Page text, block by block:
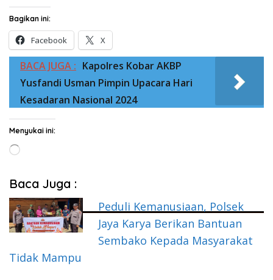
Bagikan ini:
Facebook X
BACA JUGA : Kapolres Kobar AKBP
Yusfandi Usman Pimpin Upacara Hari
Kesadaran Nasional 2024
Menyukai ini:
Memuat...
Baca Juga :
Peduli Kemanusiaan, Polsek
Jaya Karya Berikan Bantuan
Sembako Kepada Masyarakat
Tidak Mampu